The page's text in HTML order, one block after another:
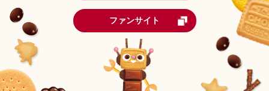
ファンサイト